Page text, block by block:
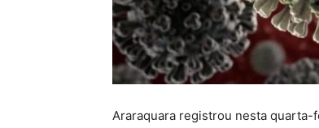
Araraquara registrou nesta